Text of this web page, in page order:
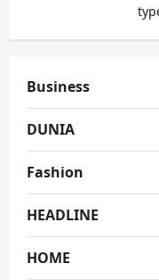
Business
DUNIA
Fashion
HEADLINE
HOME